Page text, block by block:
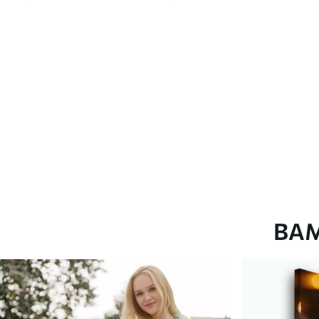
✓Яскраві, насичені кольори
✓Стійкість до вицвітання
✓Безпечне чорнило без запаху
Яскраві, насичені
Стійкість до
Безпечне чорнило